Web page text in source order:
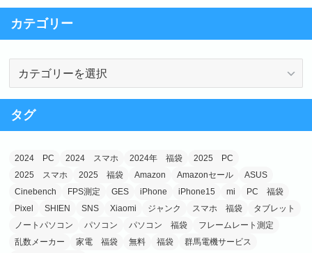
e
b
o
o
k
o
d
o
n
カテゴリー
ゴ
リ
タグ
2024 PC 2024 スマホ 2024年 福袋
2025 PC
2025 スマホ
2025 福袋 Amazon Amazonセール
ASUS
Cinebench
FPS測定 GES iPhone iPhone15 mi
PC 福袋
Pixel
SHIEN SNS Xiaomi ジャンク スマホ 福袋
タブレット
ノートパソコン
パソコン パソコン 福袋
フレームレート測定
乱数メーカー
家電 福袋 無料 福袋
群馬電機サービス